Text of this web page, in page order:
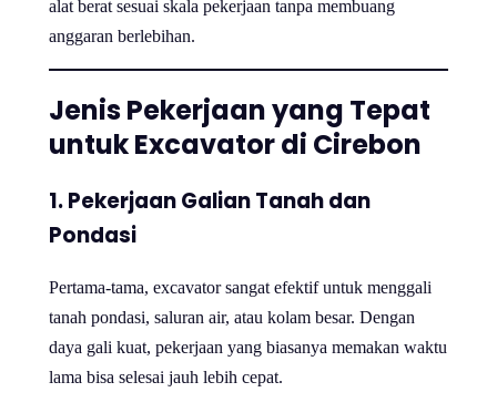
alat berat sesuai skala pekerjaan tanpa membuang
anggaran berlebihan.
Jenis Pekerjaan yang Tepat
untuk Excavator di Cirebon
1. Pekerjaan Galian Tanah dan
Pondasi
Pertama-tama, excavator sangat efektif untuk menggali
tanah pondasi, saluran air, atau kolam besar. Dengan
daya gali kuat, pekerjaan yang biasanya memakan waktu
lama bisa selesai jauh lebih cepat.